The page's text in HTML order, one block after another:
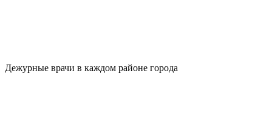
Дежурные врачи в каждом районе города